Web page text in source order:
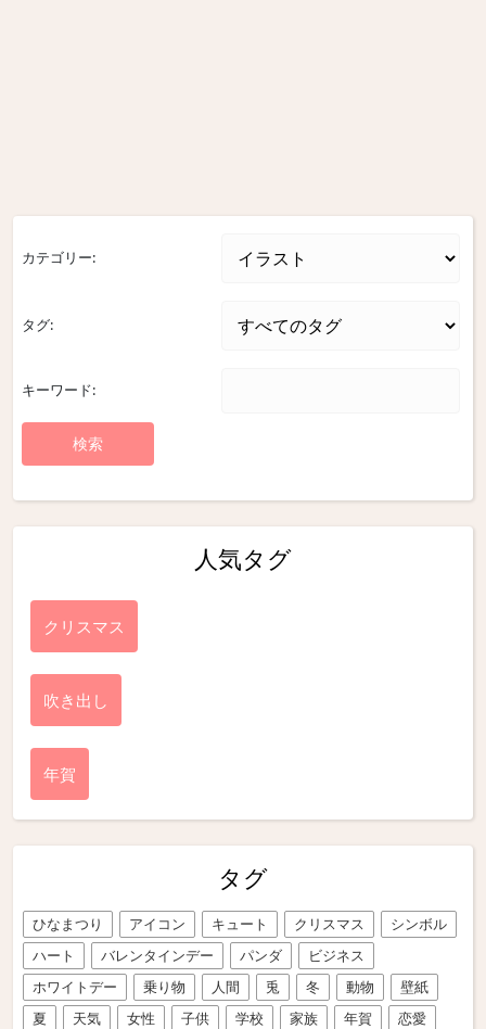
カテゴリー:
タグ:
キーワード:
人気タグ
クリスマス
吹き出し
年賀
タグ
ひなまつり アイコン キュート クリスマス
シンボル
ハート
バレンタインデー パンダ
ビジネス
ホワイトデー
乗り物 人間 兎 冬 動物
壁紙
夏
天気 女性 子供 学校 家族 年賀
恋愛